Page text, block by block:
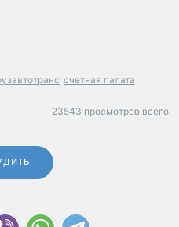
счетная палата
23543 просмотров всего.